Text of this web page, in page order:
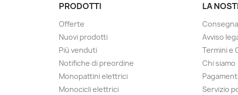
PRODOTTI
Offerte
Nuovi prodotti
Più venduti
Notifiche di preordine
Monopattini elettrici
Monocicli elettrici
LA
Consegna
Avviso
Termini e
Chi siamo
Servizio